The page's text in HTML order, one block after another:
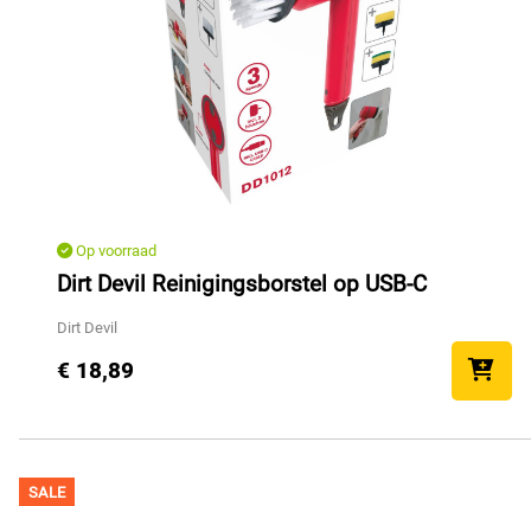
Op voorraad
Dirt Devil Reinigingsborstel op USB-C
Dirt Devil
€ 18,89
SALE